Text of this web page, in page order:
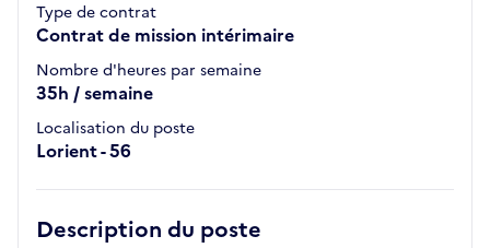
Type de contrat
Contrat de mission intérimaire
Nombre d'heures par semaine
35h / semaine
Localisation du poste
Lorient - 56
Description du poste